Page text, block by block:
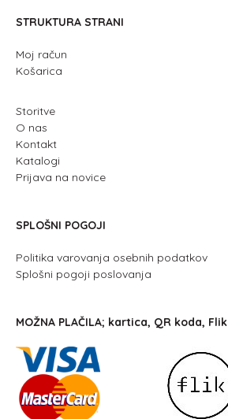
STRUKTURA STRANI
Moj račun
Košarica
Storitve
O nas
Kontakt
Katalogi
Prijava na novice
SPLOŠNI POGOJI
Politika varovanja osebnih podatkov
Splošni pogoji poslovanja
MOŽNA PLAČILA; kartica, QR koda, Flik